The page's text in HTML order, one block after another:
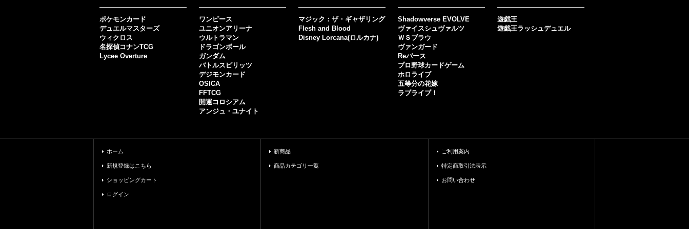
ポケモンカード
デュエルマスターズ
ウィクロス
名探偵コナンTCG
Lycee Overture
ワンピース
ユニオンアリーナ
ウルトラマン
ドラゴンボール
ガンダム
バトルスピリッツ
デジモンカード
OSICA
FFTCG
開運コロシアム
アンジュ・ユナイト
マジック：ザ・ギャザリング
Flesh and Blood
Disney Lorcana(ロルカナ)
Shadowverse EVOLVE
ヴァイスシュヴァルツ
ＷＳブラウ
ヴァンガード
Reバース
プロ野球カードゲーム
ホロライブ
五等分の花嫁
ラブライブ！
遊戯王
遊戯王ラッシュデュエル
ホーム
新規登録はこちら
ショッピングカート
ログイン
新商品
商品カテゴリ一覧
ご利用案内
特定商取引法表示
お問い合わせ